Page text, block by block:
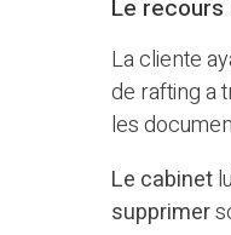
Le recours
La cliente
de rafting a
les
Le cabinet
supprimer